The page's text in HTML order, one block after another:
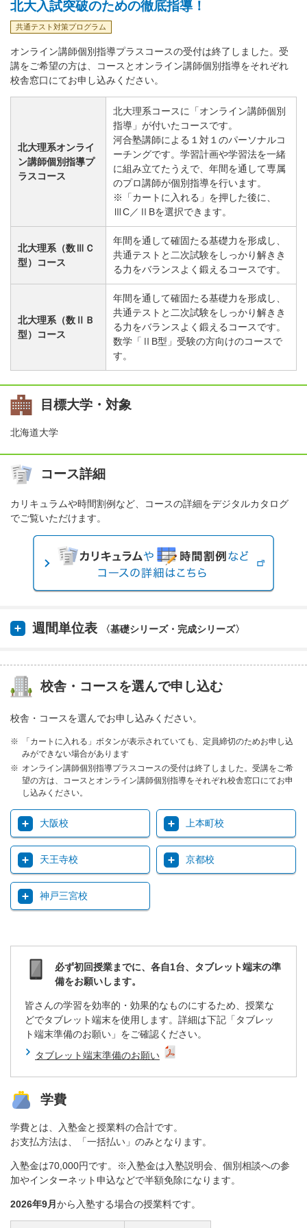
北大入試突破のための徹底指導！
共通テスト対策プログラム
オンライン講師個別指導プラスコースの受付は終了しました。受
講をご希望の方は、コースとオンライン講師個別指導をそれぞれ
校舎窓口にてお申し込みください。
北大理系オンライ
ン講師個別指導プ
ラスコース
北大理系コースに「オンライン講師個別
指導」が付いたコースです。
河合塾講師による１対１のパーソナルコ
ーチングです。学習計画や学習法を一緒
に組み立てたうえで、年間を通して専属
のプロ講師が個別指導を行います。
※「カートに入れる」を押した後に、
ⅢC／ⅡBを選択できます。
北大理系（数ⅢＣ
型）コース
年間を通して確固たる基礎力を形成し、
共通テストと二次試験をしっかり解きき
る力をバランスよく鍛えるコースです。
北大理系（数ⅡＢ
型）コース
年間を通して確固たる基礎力を形成し、
共通テストと二次試験をしっかり解きき
る力をバランスよく鍛えるコースです。
数学「ⅡB型」受験の方向けのコースで
す。
目標大学・対象
北海道大学
コース詳細
カリキュラムや時間割例など、コースの詳細をデジタルカタログ
でご覧いただけます。
週間単位表 〈基礎シリーズ・完成シリーズ〉
校舎・コースを選んで申し込む
校舎・コースを選んでお申し込みください。
「カートに入れる」ボタンが表示されていても、定員締切のためお申し込
みができない場合があります
オンライン講師個別指導プラスコースの受付は終了しました。受講をご希
望の方は、コースとオンライン講師個別指導をそれぞれ校舎窓口にてお申
し込みください。
大阪校 上本町校
天王寺校 京都校
神戸三宮校
必ず初回授業までに、各自1台、タブレット端末の準
備をお願いします。
皆さんの学習を効率的・効果的なものにするため、授業な
どでタブレット端末を使用します。詳細は下記「タブレッ
ト端末準備のお願い」をご確認ください。
タブレット端末準備のお願い
学費
学費とは、入塾金と授業料の合計です。
お支払方法は、「一括払い」のみとなります。
入塾金は70,000円です。※入塾金は入塾説明会、個別相談への参
加やインターネット申込などで半額免除になります。
2026年9月 から入塾する場合の授業料です。